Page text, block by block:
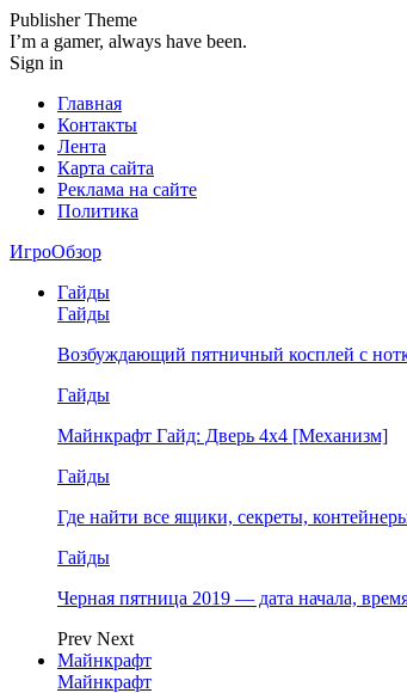
Publisher Theme
I’m a gamer, always have been.
Sign in
Главная
Контакты
Лента
Карта сайта
Реклама на сайте
Политика
ИгроОбзор
Гайды
Гайды
Возбуждающий пятничный косплей с
Гайды
Майнкрафт Гайд: Дверь 4х4 [Механизм]
Гайды
Где найти все ящики, секреты,
Гайды
Черная пятница 2019 — дата начала,
Prev Next
Майнкрафт
Майнкрафт